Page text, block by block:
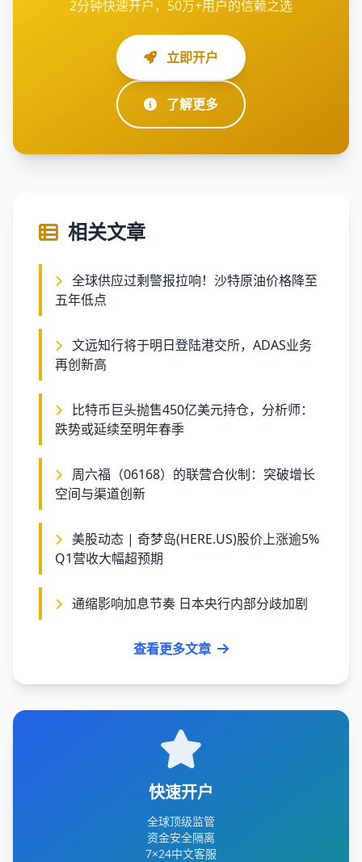
2分钟快速开户，50万+用户的信赖之选
立即开户
了解更多
相关文章
五年低点
再创新高
跌势或延续至明年春季
空间与渠道创新
Q1营收大幅超预期
通缩影响加息节奏 日本央行内部分歧加剧
查看更多文章
快速开户
全球顶级监管
资金安全隔离
7×24中文客服